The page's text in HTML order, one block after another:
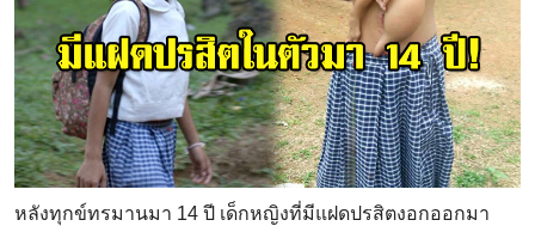
หลังทุกข์ทรมานมา 14 ปี เด็กหญิงที่มีแฝดปรสิตงอกออกมา